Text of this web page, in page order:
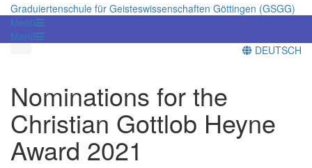
Graduiertenschule für Geisteswissenschaften Göttingen (GSGG)
Menü
Menü
DEUTSCH
Nominations for the
Christian Gottlob Heyne
Award 2021